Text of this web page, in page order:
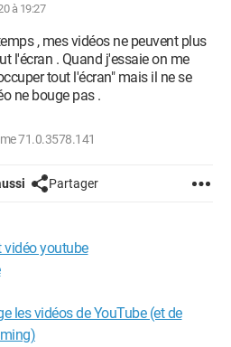
à 19:27
, mes vidéos ne peuvent plus
l'écran . Quand j'essaie on me
tout l'écran" mais il ne se
ne bouge pas .
71.0.3578.141
Partager
vidéo youtube
les vidéos de YouTube (et de